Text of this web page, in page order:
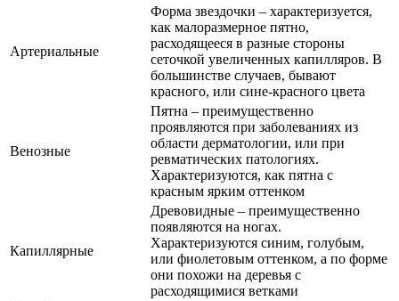
Артериальные
Форма звездочки – характеризуется,
как малоразмерное пятно,
расходящееся в разные стороны
сеточкой увеличенных капилляров. В
большинстве случаев, бывают
красного, или сине-красного цвета
Венозные
Пятна – преимущественно
проявляются при заболеваниях из
области дерматологии, или при
ревматических патологиях.
Характеризуются, как пятна с
красным ярким оттенком
Капиллярные
Древовидные – преимущественно
появляются на ногах.
Характеризуются синим, голубым,
или фиолетовым оттенком, а по форме
они похожи на деревья с
расходящимися ветками